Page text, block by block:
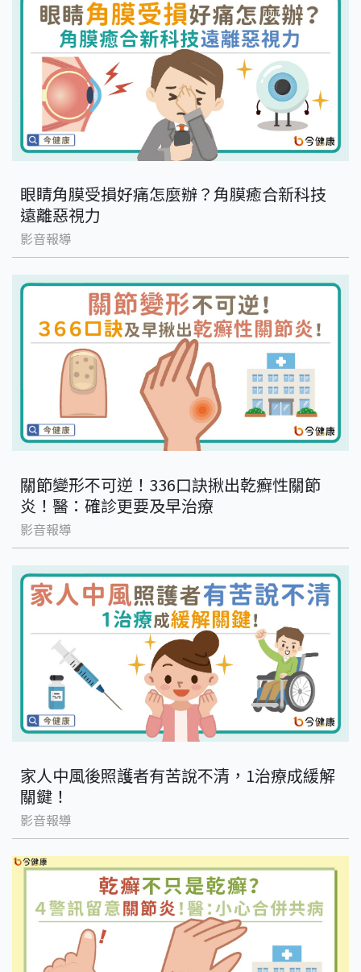
眼睛角膜受損好痛怎麼辦？角膜癒合新科技
遠離惡視力
影音報導
關節變形不可逆！336口訣揪出乾癬性關節
炎！醫：確診更要及早治療
影音報導
家人中風後照護者有苦說不清，1治療成緩解
關鍵！
影音報導